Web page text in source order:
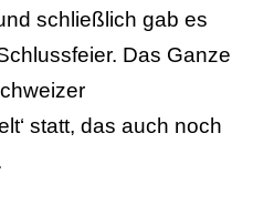
schließlich gab es
Das Ganze
statt, das auch noch